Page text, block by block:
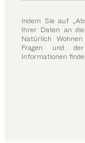
Indem Sie auf
Ihrer Daten an
Natürlich
Fragen und
Informationen